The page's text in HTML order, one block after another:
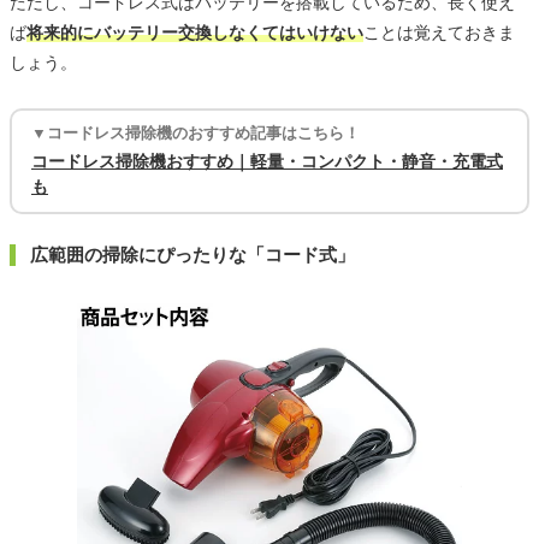
ば将来的にバッテリー交換しなくてはいけないことは覚えておきま
しょう。
▼コードレス掃除機のおすすめ記事はこちら！
コードレス掃除機おすすめ｜軽量・コンパクト・静音・充電式
も
広範囲の掃除にぴったりな「コード式」